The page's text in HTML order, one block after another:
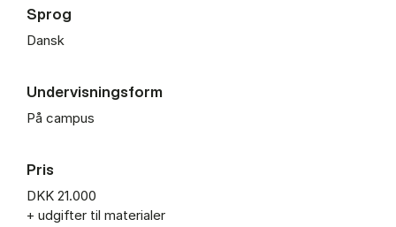
Sprog
Dansk
Undervisningsform
På campus
Pris
DKK 21.000
+ udgifter til materialer